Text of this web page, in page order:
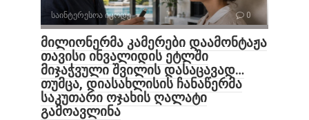
საინტერესოა იცოდე 0
მილიონერმა კამერები დაამონტაჟა
თავისი ინვალიდის ეტლში
მიჯაჭვული შვილის დასაცავად…
თუმცა, დიასახლისის ჩანაწერმა
საკუთარი ოჯახის ღალატი
გამოავლინა